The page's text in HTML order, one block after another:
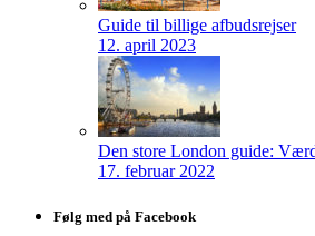
Guide til billige afbudsrejser
12. april 2023
Den store London guide:
17. februar 2022
Følg med på Facebook